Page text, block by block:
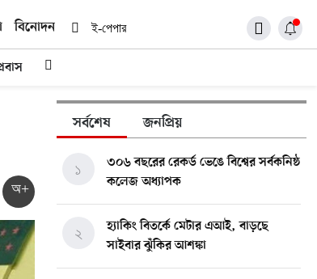
বিনোদন ই-পেপার
অ+
সর্বশেষ জনপ্রিয়
৩০৬ বছরের রেকর্ড ভেঙে বিশ্বের সর্বকনিষ্ঠ
কলেজ অধ্যাপক
১
হ্যাকিং বিতর্কে মেটার এআই, বাড়ছে
সাইবার ঝুঁকির আশঙ্কা
২